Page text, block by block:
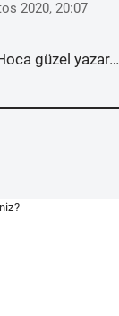
2020, 20:07
güzel yazar…